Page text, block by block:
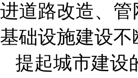
进道路改造、
基础设施建设
提起城市建设